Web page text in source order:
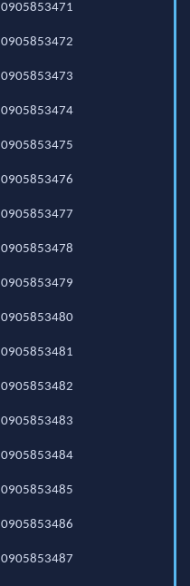
0905853471
0905853472
0905853473
0905853474
0905853475
0905853476
0905853477
0905853478
0905853479
0905853480
0905853481
0905853482
0905853483
0905853484
0905853485
0905853486
0905853487